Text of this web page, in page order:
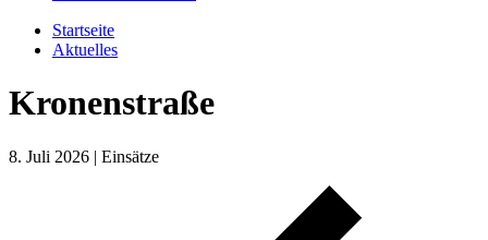
Startseite
Aktuelles
Kronenstraße
8. Juli 2026 | Einsätze